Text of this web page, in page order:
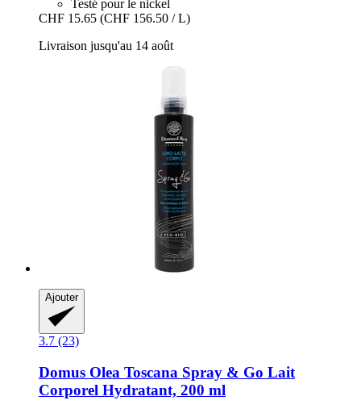
Testé pour le nickel
CHF 15.65 (CHF 156.50 / L)
Livraison jusqu'au 14 août
Ajouter
3.7 (23)
Domus Olea Toscana Spray & Go Lait
Corporel Hydratant, 200 ml